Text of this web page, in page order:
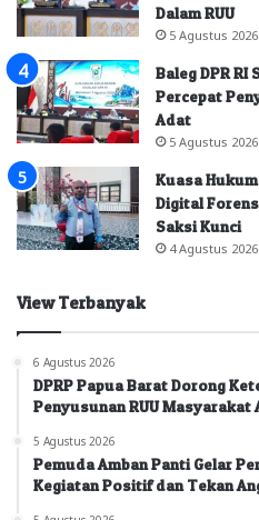
Dalam RUU
5 Agustus 2026
Baleg DPR
Percepat
Adat
5 Agustus 2026
Kuasa
Digital
Saksi Kunci
4 Agustus 2026
View Terbanyak
6 Agustus 2026
DPRP Papua Barat Dorong
Penyusunan RUU Masyarakat
5 Agustus 2026
Pemuda Amban Panti Gelar
Kegiatan Positif dan Tekan